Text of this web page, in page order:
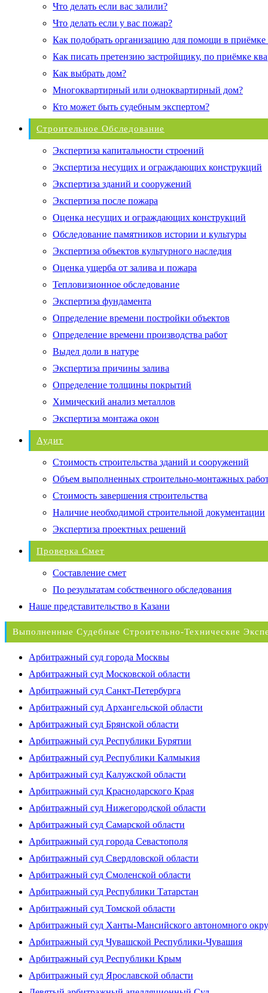
Что делать если вас залили?
Что делать если у вас пожар?
Как подобрать организацию для помощи в приёмке
Как писать претензию застройщику, по приёмке
Как выбрать дом?
Многоквартирный или одноквартирный дом?
Кто может быть судебным экспертом?
Строительное Обследование
Экспертиза капитальности строений
Экспертиза несущих и ограждающих конструкций
Экспертиза зданий и сооружений
Экспертиза после пожара
Оценка несущих и ограждающих конструкций
Обследование памятников истории и культуры
Экспертиза объектов культурного наследия
Оценка ущерба от залива и пожара
Тепловизионное обследование
Экспертиза фундамента
Определение времени постройки объектов
Определение времени производства работ
Выдел доли в натуре
Экспертиза причины залива
Определение толщины покрытий
Химический анализ металлов
Экспертиза монтажа окон
Аудит
Стоимость строительства зданий и сооружений
Объем выполненных строительно-монтажных
Стоимость завершения строительства
Наличие необходимой строительной документации
Экспертиза проектных решений
Проверка Смет
Составление смет
По результатам собственного обследования
Наше представительство в Казани
Выполненные Судебные Строительно-Технические
Арбитражный суд города Москвы
Арбитражный суд Московской области
Арбитражный суд Санкт-Петербурга
Арбитражный суд Архангельской области
Арбитражный суд Брянской области
Арбитражный суд Республики Бурятии
Арбитражный суд Республики Калмыкия
Арбитражный суд Калужской области
Арбитражный суд Краснодарского Края
Арбитражный суд Нижегородской области
Арбитражный суд Самарской области
Арбитражный суд города Севастополя
Арбитражный суд Свердловской области
Арбитражный суд Смоленской области
Арбитражный суд Республики Татарстан
Арбитражный суд Томской области
Арбитражный суд Ханты-Мансийского автономного
Арбитражный суд Чувашской Республики-Чувашия
Арбитражный суд Республики Крым
Арбитражный суд Ярославской области